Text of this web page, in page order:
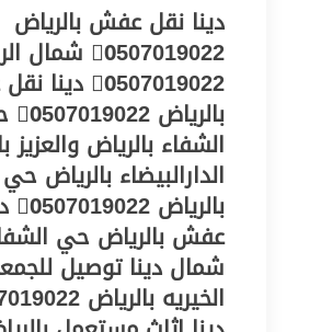
دينا نقل عفش بالرياض
0َ507019022
0َ507019022
الشفاء بالرياض والعزيز
الدارالبيضاء بالرياض
عفش بالرياض حي
شمال دينا توصيل
الخيريه